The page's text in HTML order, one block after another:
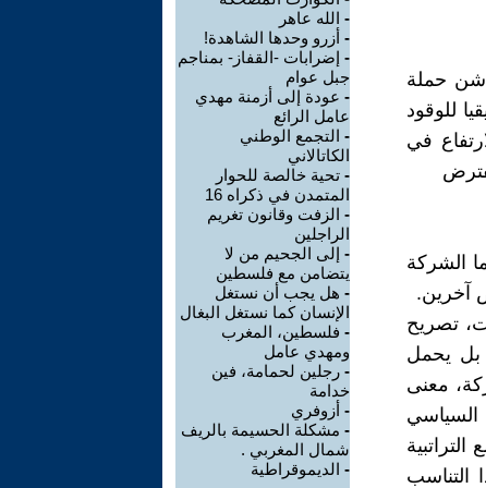
شن حملة
للوقود
في
بينما الشركة
تصريح
بل يحمل
معنى
السياسي
التناسب
- الله عاهر
- أزرو وحدها الشاهدة!
- إضرابات -القفاز- بمناجم
جبل عوام
- عودة إلى أزمنة مهدي
عامل الرائع
- التجمع الوطني
الكاتالاني
- تحية خالصة للحوار
المتمدن في ذكراه 16
- الزفت وقانون تغريم
الراجلين
- إلى الجحيم من لا
يتضامن مع فلسطين
- هل يجب أن نستغل
الإنسان كما نستغل البغال
- فلسطين، المغرب
ومهدي عامل
- رجلين لحمامة، فين
خدامة
- أزوفري
- مشكلة الحسيمة بالريف
شمال المغربي .
- الديموقراطية